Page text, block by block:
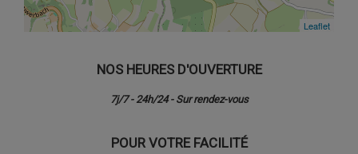
Leaflet
Leaflet
NOS HEURES D'OUVERTURE
7j/7 - 24h/24 - Sur rendez-vous
POUR VOTRE FACILITÉ